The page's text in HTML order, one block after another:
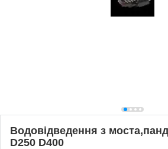
Водовідведення з
D250 D400